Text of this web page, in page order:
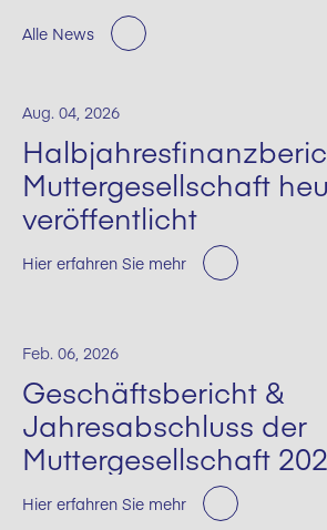
Alle News
Aug. 04, 2026
Muttergesellschaft
veröffentlicht
Hier erfahren Sie mehr
Feb. 06, 2026
Geschäftsbericht &
Jahresabschluss der
Muttergesellschaft
Hier erfahren Sie mehr